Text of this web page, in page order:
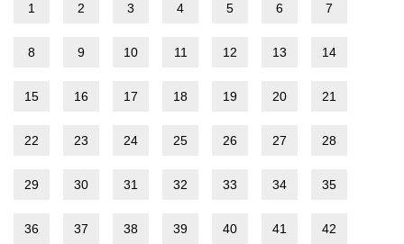
1 2 3 4 5 6 7
8 9 10 11 12 13 14
15 16 17 18 19 20 21
22 23 24 25 26 27 28
29 30 31 32 33 34 35
36 37 38 39 40 41 42